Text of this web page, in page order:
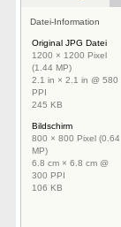
Datei-Information
Original JPG Datei
1200 × 1200 Pixel
(1.44 MP)
2.1 in × 2.1 in @ 580
PPI
245 KB
Bildschirm
800 × 800 Pixel (0.64
MP)
6.8 cm × 6.8 cm @
300 PPI
106 KB